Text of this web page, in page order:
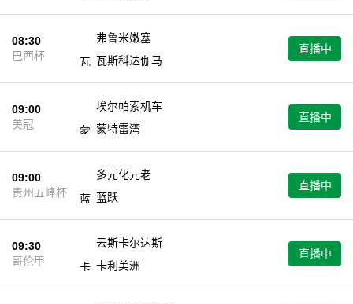
08:30
巴西杯
弗鲁米嫩塞
瓦斯科达伽马
直播中
09:00
美冠
埃尔帕索机车
蒙特雷湾
直播中
09:00
贵州五峰杯
多元化元老
蓝跃
直播中
09:30
哥伦甲
云斯卡尔达斯
卡利美洲
直播中